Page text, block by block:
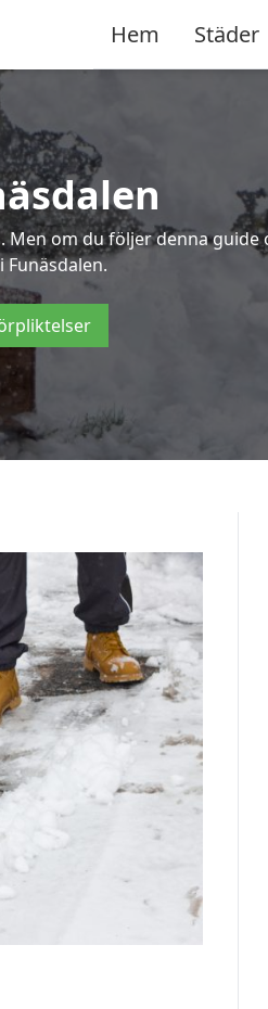
Hem Städer
om du följer denna